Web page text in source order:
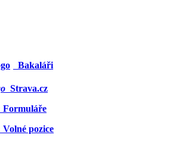
Bakaláři
Strava.cz
Formuláře
Volné pozice